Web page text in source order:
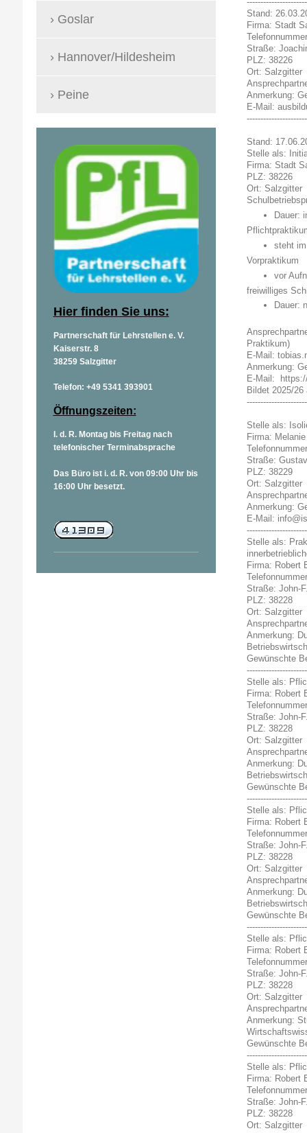
Stand:
Firma: Stadt
Straße:
PLZ: 38226
Ort: Salzgitter
Anmerkung:
E-Mail:
Stand:
Stelle als:
Firma: Stadt
PLZ: 38226
Ort: Salzgitter
Dauer:
steht
Vorpraktikum
vor
freiwilliges
Dauer:
Praktikum)
E-Mail:
Anmerkung:
E-Mail:
Bildet 2025/26
Stelle als:
Firma:
Straße:
PLZ: 38229
Ort: Salzgitter
Anmerkung:
E-Mail:
Stelle als:
Firma: Robert
Straße: John-
PLZ: 38228
Ort: Salzgitter
Anmerkung:
Gewünschte
Stelle als:
Firma: Robert
Straße: John-
PLZ: 38228
Ort: Salzgitter
Anmerkung:
Gewünschte
Stelle als:
Firma: Robert
Straße: John-
PLZ: 38228
Ort: Salzgitter
Anmerkung:
Gewünschte
Stelle als:
Firma: Robert
Straße: John-
PLZ: 38228
Ort: Salzgitter
Anmerkung:
Gewünschte
Stelle als:
Firma: Robert
Straße: John-
PLZ: 38228
Ort: Salzgitter
Goslar
Hannover/Hildesheim
Peine
Hier finden Sie uns:
Partnerschaft für Lehrstellen e. V.
Kaiserstr. 8
38259 Salzgitter
Telefon: +49 5341 393901
Öffnungszeiten:
I. d. R. Montag bis Freitag nach
telefonischer Terminabsprache
Das Büro ist i. d. R. von 09:00 Uhr bis
16:00 Uhr besetzt.